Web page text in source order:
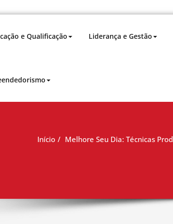
e Qualificação Liderança e Gestão
Início Melhore Seu Dia: Técnicas